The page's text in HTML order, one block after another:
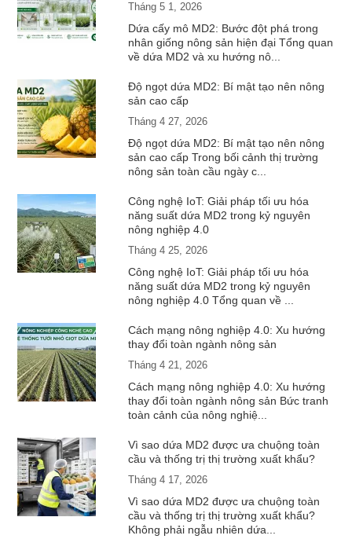
Tháng 5 1, 2026
Dứa cấy mô MD2: Bước đột phá trong
nhân giống nông sản hiện đại Tổng quan
về dứa MD2 và xu hướng nô...
Độ ngọt dứa MD2: Bí mật tạo nên nông
sản cao cấp
Tháng 4 27, 2026
Độ ngọt dứa MD2: Bí mật tạo nên nông
sản cao cấp Trong bối cảnh thị trường
nông sản toàn cầu ngày c...
Công nghệ IoT: Giải pháp tối ưu hóa
năng suất dứa MD2 trong kỷ nguyên
nông nghiệp 4.0
Tháng 4 25, 2026
Công nghệ IoT: Giải pháp tối ưu hóa
năng suất dứa MD2 trong kỷ nguyên
nông nghiệp 4.0 Tổng quan về ...
Cách mạng nông nghiệp 4.0: Xu hướng
thay đổi toàn ngành nông sản
Tháng 4 21, 2026
Cách mạng nông nghiệp 4.0: Xu hướng
thay đổi toàn ngành nông sản Bức tranh
toàn cảnh của nông nghiệ...
Vì sao dứa MD2 được ưa chuộng toàn
cầu và thống trị thị trường xuất khẩu?
Tháng 4 17, 2026
Vì sao dứa MD2 được ưa chuộng toàn
cầu và thống trị thị trường xuất khẩu?
Không phải ngẫu nhiên dứa...